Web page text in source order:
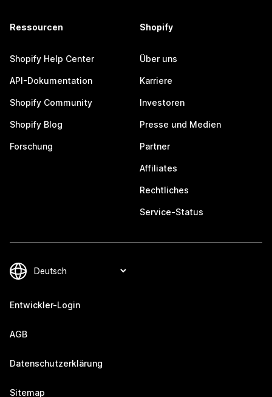
Ressourcen
Shopify Help Center
API-Dokumentation
Shopify Community
Shopify Blog
Forschung
Shopify
Über uns
Karriere
Investoren
Presse und Medien
Partner
Affiliates
Rechtliches
Service-Status
Entwickler-Login
AGB
Datenschutzerklärung
Sitemap